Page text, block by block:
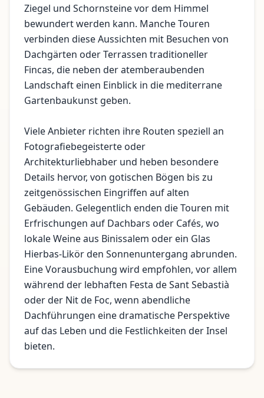
Ziegel und Schornsteine vor dem Himmel
bewundert werden kann. Manche Touren
verbinden diese Aussichten mit Besuchen von
Dachgärten oder Terrassen traditioneller
Fincas, die neben der atemberaubenden
Landschaft einen Einblick in die mediterrane
Gartenbaukunst geben.
Viele Anbieter richten ihre Routen speziell an
Fotografiebegeisterte oder
Architekturliebhaber und heben besondere
Details hervor, von gotischen Bögen bis zu
zeitgenössischen Eingriffen auf alten
Gebäuden. Gelegentlich enden die Touren mit
Erfrischungen auf Dachbars oder Cafés, wo
lokale Weine aus Binissalem oder ein Glas
Hierbas-Likör den Sonnenuntergang abrunden.
Eine Vorausbuchung wird empfohlen, vor allem
während der lebhaften Festa de Sant Sebastià
oder der Nit de Foc, wenn abendliche
Dachführungen eine dramatische Perspektive
auf das Leben und die Festlichkeiten der Insel
bieten.